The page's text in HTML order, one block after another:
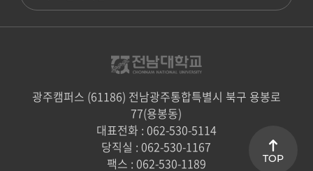
광주캠퍼스 (61186) 전남광주통합특별시 북구 용봉로
77(용봉동)
대표전화 : 062-530-5114
당직실 : 062-530-1167
팩스 : 062-530-1189
TOP